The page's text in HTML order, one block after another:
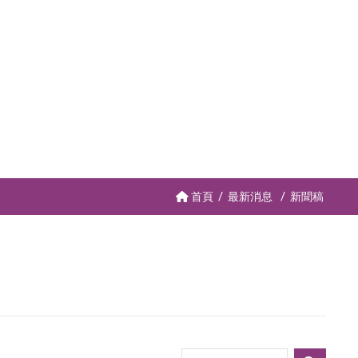
首頁 最新消息 新聞稿
請